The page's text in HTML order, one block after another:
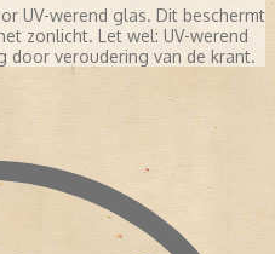
UV-werend glas. Dit beschermt
zonlicht. Let wel: UV-werend
door veroudering van de krant.